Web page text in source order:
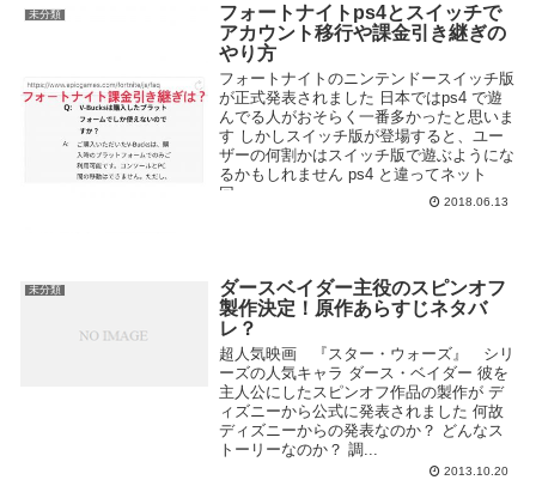
未分類
フォートナイトps4とスイッチで
アカウント移行や課金引き継ぎの
やり方
フォートナイトのニンテンドースイッチ版
が正式発表されました 日本ではps4 で遊
んでる人がおそらく一番多かったと思いま
す しかしスイッチ版が登場すると、ユー
ザーの何割かはスイッチ版で遊ぶようにな
るかもしれません ps4 と違ってネット
回...
2018.06.13
未分類
ダースベイダー主役のスピンオフ
製作決定！原作あらすじネタバ
レ？
超人気映画 『スター・ウォーズ』 シリ
ーズの人気キャラ ダース・ベイダー 彼を
主人公にしたスピンオフ作品の製作が デ
ィズニーから公式に発表されました 何故
ディズニーからの発表なのか？ どんなス
トーリーなのか？ 調...
2013.10.20